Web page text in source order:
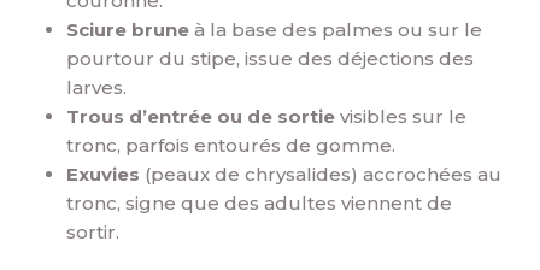
Sciure bruneà la base des palmes ou sur le
pourtour du stipe, issue des déjections des
larves.
Trous d’entrée ou de sortievisibles sur le
tronc, parfois entourés de gomme.
Exuvies (peaux de chrysalides) accrochées au
tronc, signe que des adultes viennent de
sortir.